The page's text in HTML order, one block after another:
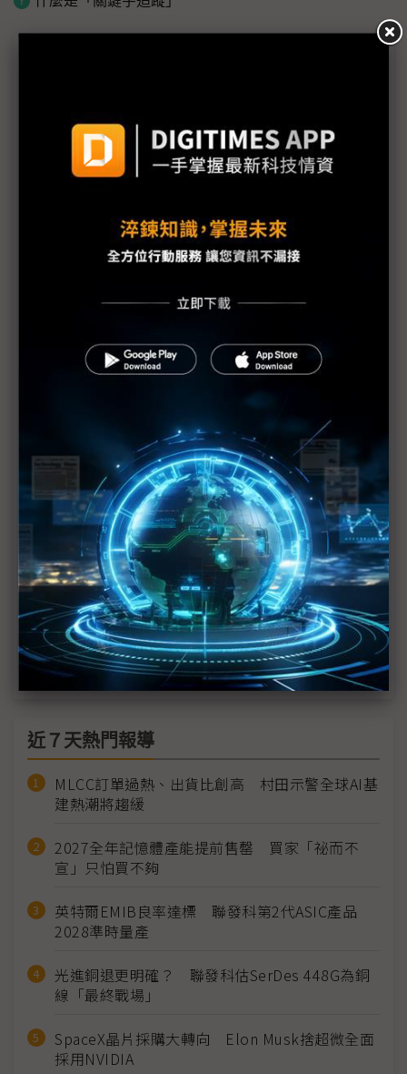
導論：20%對等關稅對台灣電子業的影響盤點
關稅20%不是談判目標？ 賴清德：等232調查出爐
再與美國詳談
評析：台灣輸美對等關稅20% 新一輪產業韌性大考
川普新關稅令震撼登場 台灣被課20%、高於日韓位
評析：美台貿易逆差勢將再擴大 台灣下一步棋能否
下游電子廠多套劇本在手 20%關稅影響有限
別被20%稅率唬了 稅務專家：協議細節還有法律程
序要走
台灣關稅20% 中磊：成本全轉嫁給客戶
機械、工具機公會回應關稅 籲政府採匯率調控降衝
擊
近７天熱門報導
MLCC訂單過熱、出貨比創高 村田示警全球AI基
建熱潮將趨緩
2027全年記憶體產能提前售罄 買家「祕而不
宣」只怕買不夠
英特爾EMIB良率達標 聯發科第2代ASIC產品
2028準時量產
光進銅退更明確？ 聯發科估SerDes 448G為銅
線「最終戰場」
SpaceX晶片採購大轉向 Elon Musk捨超微全面
採用NVIDIA